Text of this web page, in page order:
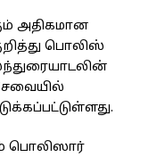
அதிகமான
பொலிஸ்
பொலிஸார்